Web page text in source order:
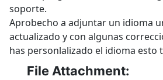
soporte.
Aprobecho a adjuntar un idioma
actualizado y con algunas
has personlalizado el idioma esto
File Attachment: